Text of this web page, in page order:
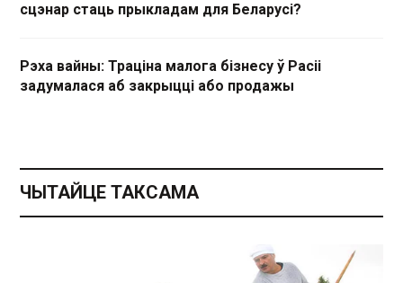
сцэнар стаць прыкладам для Беларусі?
Рэха вайны: Траціна малога бізнесу ў Расіі
задумалася аб закрыцці або продажы
ЧЫТАЙЦЕ ТАКСАМА